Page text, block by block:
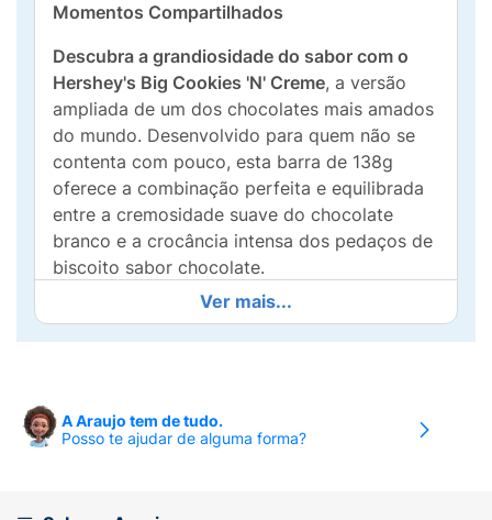
Momentos Compartilhados
Descubra a grandiosidade do sabor com o
Hershey's Big Cookies 'N' Creme, a versão
ampliada de um dos chocolates mais amados
do mundo. Desenvolvido para quem não se
contenta com pouco, esta barra de 138g
oferece a combinação perfeita e equilibrada
entre a cremosidade suave do chocolate
branco e a crocância intensa dos pedaços de
biscoito sabor chocolate.
Com o conceito "Ideal para Curtir Junto", esta
barra foi desenhada pensando na experiência
divisão e tornando-o o snack perfeito para
sessões de cinema em casa, reuniões com
Ver mais...
A Araujo tem de tudo.
Posso te ajudar de alguma forma?